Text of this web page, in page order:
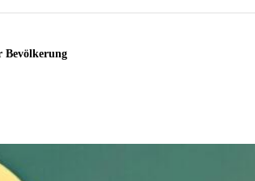
Bevölkerung